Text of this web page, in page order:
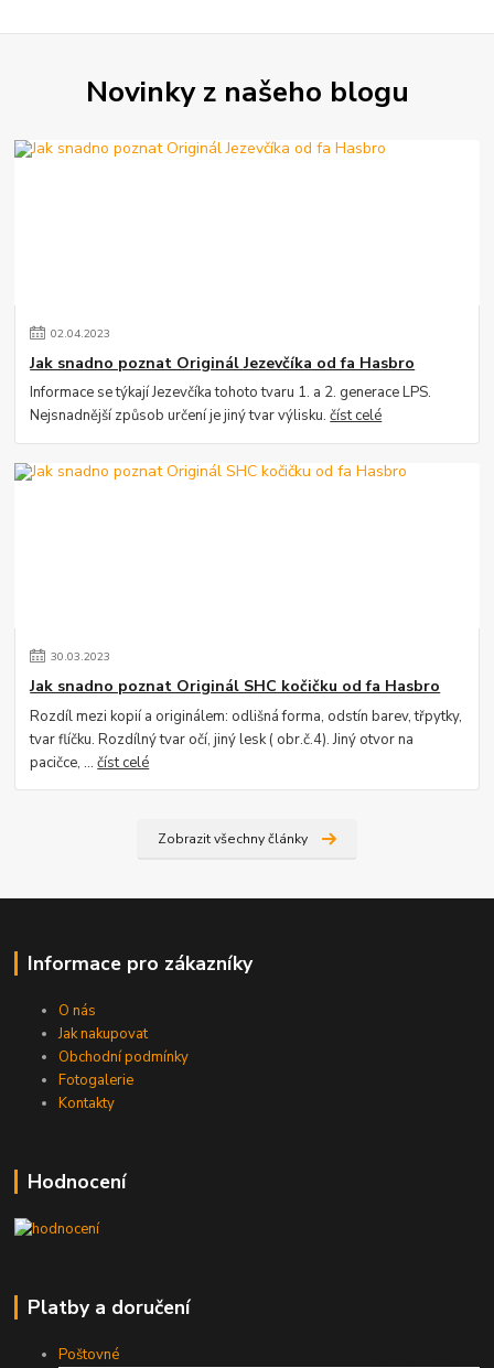
Novinky z našeho blogu
02.04.2023
Jak snadno poznat Originál Jezevčíka od fa Hasbro
Informace se týkají Jezevčíka tohoto tvaru 1. a 2. generace LPS.
Nejsnadnější způsob určení je jiný tvar výlisku.číst celé
30.03.2023
Jak snadno poznat Originál SHC kočičku od fa Hasbro
Rozdíl mezi kopií a originálem: odlišná forma, odstín barev, třpytky,
tvar flíčku. Rozdílný tvar očí, jiný lesk ( obr.č.4). Jiný otvor na
pacičce, ...číst celé
Zobrazit všechny články
Informace pro zákazníky
O nás
Jak nakupovat
Obchodní podmínky
Fotogalerie
Kontakty
Hodnocení
Platby a doručení
Poštovné